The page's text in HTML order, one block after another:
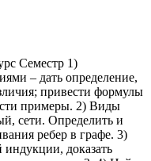
Семестр 1)
– дать определение,
привести формулы
примеры. 2) Виды
сети. Определить и
ребер в графе. 3)
доказать